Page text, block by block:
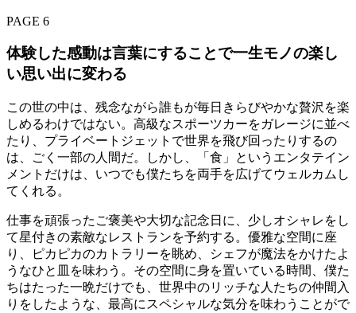
PAGE 6
体験した感動は言葉にすることで一生モノの楽し
い思い出に変わる
この世の中は、残念ながら誰もが毎日きらびやかな贅沢を楽
しめるわけではない。高級なスポーツカーをガレージに並べ
たり、プライベートジェットで世界を飛び回ったりするの
は、ごく一部の人間だ。しかし、「食」というエンタテイン
メントだけは、いつでも僕たちを両手を広げてウェルカムし
てくれる。
仕事を頑張ったご褒美や大切な記念日に、少しオシャレをし
て星付きの素敵なレストランを予約する。優雅な空間に座
り、ピカピカのカトラリーを眺め、シェフが魔法をかけたよ
うなひと皿を味わう。その空間に身を置いている時間、僕た
ちはたった一晩だけでも、世界中のリッチな人たちの仲間入
りをしたような、最高にスペシャルな気分を味わうことがで